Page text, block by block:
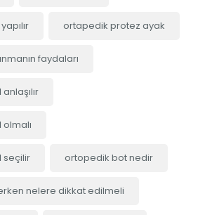
ortapedik protez ayak
faydaları
seçilir ortopedik bot nedir
nelere dikkat edilmeli